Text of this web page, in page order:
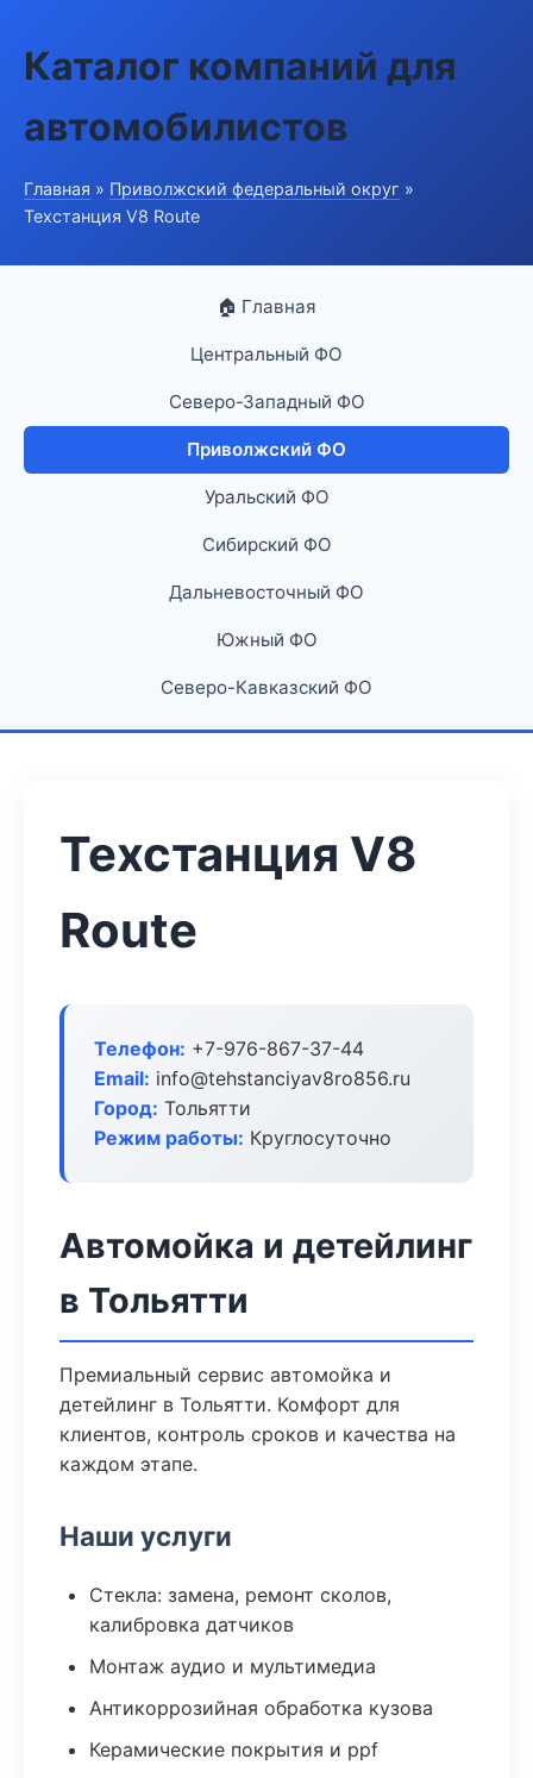
Каталог компаний для
автомобилистов
Главная » Приволжский федеральный округ »
Техстанция V8 Route
🏠 Главная
Центральный ФО
Северо-Западный ФО
Приволжский ФО
Уральский ФО
Сибирский ФО
Дальневосточный ФО
Южный ФО
Северо-Кавказский ФО
Техстанция V8
Route
Телефон: +7-976-867-37-44
Email: info@tehstanciyav8ro856.ru
Город: Тольятти
Режим работы: Круглосуточно
Автомойка и детейлинг
в Тольятти
Премиальный сервис автомойка и
детейлинг в Тольятти. Комфорт для
клиентов, контроль сроков и качества на
каждом этапе.
Наши услуги
Стекла: замена, ремонт сколов,
калибровка датчиков
Монтаж аудио и мультимедиа
Антикоррозийная обработка кузова
Керамические покрытия и ppf